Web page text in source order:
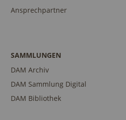
Ansprechpartner
SAMMLUNGEN
DAM Archiv
DAM Sammlung Digital
DAM Bibliothek